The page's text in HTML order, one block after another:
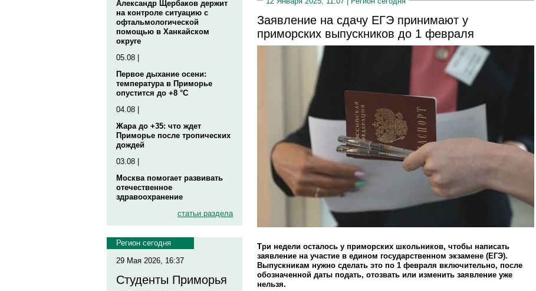
Александр Щербаков держит
на контроле ситуацию с
офтальмологической
помощью в Ханкайском
округе
05.08 |
Первое дыхание осени:
температура в Приморье
опустится до +8 °C
04.08 |
Жара до +35: что ждет
Приморье после тропических
дождей
03.08 |
Москва помогает развивать
отечественное
здравоохранение
статьи раздела
Регион сегодня
29 Мая 2026, 16:37
Студенты Приморья
Заявление на сдачу ЕГЭ принимают у
приморских выпускников до 1 февраля
Три недели осталось у приморских школьников, чтобы написать
заявление на участие в едином государственном экзамене (ЕГЭ).
Выпускникам нужно сделать это по 1 февраля включительно, после
обозначенной даты подать, отозвать или изменить заявление уже
нельзя.